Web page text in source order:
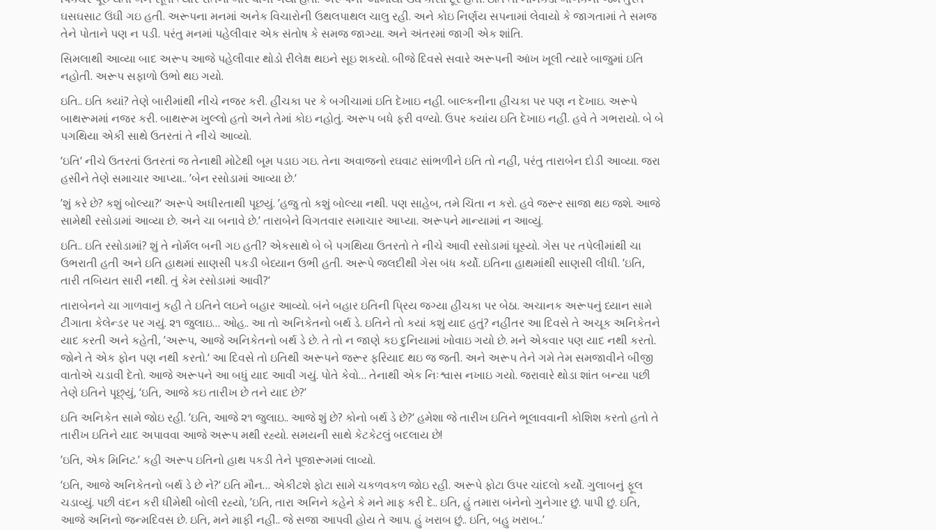
ઘસઘસાટ ઉંઘી ગઇ હતી. અરૂપના મનમાં અનેક વિચારોની ઉથલપાથલ ચાલુ રહી. અને કોઇ નિર્ણય સપનામાં લેવાયો કે જાગતામાં તે સમજ
તેને પોતાને પણ ન પડી. પરંતુ મનમાં પહેલીવાર એક સંતોષ કે સમજ જાગ્યા. અને અંતરમાં જાગી એક શાંતિ.
સિમલાથી આવ્યા બાદ અરૂપ આજે પહેલીવાર થોડો રીલેક્ષ થઇને સૂઇ શકયો. બીજે દિવસે સવારે અરૂપની આંખ ખૂલી ત્યારે બાજુમાં ઇતિ
નહોતી. અરૂપ સફાળો ઉભો થઇ ગયો.
ઇતિ.. ઇતિ ક્યાં? તેણે બારીમાંથી નીચે નજર કરી. હીંચકા પર કે બગીચામાં ઇતિ દેખાઇ નહીં. બાલ્કનીના હીંચકા પર પણ ન દેખાઇ. અરૂપે
બાથરૂમમાં નજર કરી. બાથરૂમ ખુલ્લો હતો અને તેમાં કોઇ નહોતું. અરૂપ બધે ફરી વળ્યો. ઉપર કયાંય ઇતિ દેખાઇ નહીં. હવે તે ગભરાયો. બે બે
પગથિયા એકી સાથે ઉતરતાં તે નીચે આવ્યો.
‘ઇતિ‘ નીચે ઉતરતાં ઉતરતાં જ તેનાથી મોટેથી બૂમ પડાઇ ગઇ. તેના અવાજનો રઘવાટ સાંભળીને ઇતિ તો નહીં, પરંતુ તારાબેન દોડી આવ્યા. જરા
હસીને તેણે સમાચાર આપ્યા.. ’બેન રસોડામાં આવ્યા છે.‘
’શું કરે છે? કશું બોલ્યા?‘ અરૂપે અધીરતાથી પૂછયું. ’હજુ તો કશું બોલ્યા નથી. પણ સાહેબ, તમે ચિંતા ન કરો. હવે જરૂર સાજા થઇ જશે. આજે
સામેથી રસોડામાં આવ્યા છે. અને ચા બનાવે છે.’ તારાબેને વિગતવાર સમાચાર આપ્યા. અરૂપને માન્યામાં ન આવ્યું.
ઇતિ.. ઇતિ રસોડામાં? શું તે નોર્મલ બની ગઇ હતી? એકસાથે બે બે પગથિયા ઉતરતો તે નીચે આવી રસોડામાં ઘૂસ્યો. ગેસ પર તપેલીમાંથી ચા
ઉભરાતી હતી અને ઇતિ હાથમાં સાણસી પકડી બેધ્યાન ઉભી હતી. અરૂપે જલદીથી ગેસ બંધ કર્યો. ઇતિના હાથમાંથી સાણસી લીધી. ’ઇતિ,
તારી તબિયત સારી નથી. તું કેમ રસોડામાં આવી?‘
તારાબેનને ચા ગાળવાનું કહી તે ઇતિને લઇને બહાર આવ્યો. બંને બહાર ઇતિની પ્રિય જગ્યા હીંચકા પર બેઠા. અચાનક અરૂપનું ધ્યાન સામે
ટીંગાતા કેલેન્ડર પર ગયું. ૨૧ જુલાઇ… ઓહ.. આ તો અનિકેતનો બર્થ ડે. ઇતિને તો કયાં કશું યાદ હતું? નહીંતર આ દિવસે તે અચૂક અનિકેતને
યાદ કરતી અને કહેતી, ’અરૂપ, આજે અનિકેતનો બર્થ ડે છે. તે તો ન જાણે કઇ દુનિયામાં ખોવાઇ ગયો છે. મને એકવાર પણ યાદ નથી કરતો.
જોને તે એક ફોન પણ નથી કરતો.‘ આ દિવસે તો ઇતિથી અરૂપને જરૂર ફરિયાદ થઇ જ જતી. અને અરૂપ તેને ગમે તેમ સમજાવીને બીજી
વાતોએ ચડાવી દેતો. આજે અરૂપને આ બધું યાદ આવી ગયું. પોતે કેવો… તેનાથી એક નિઃશ્વાસ નખાઇ ગયો. જરાવારે થોડા શાંત બન્યા પછી
તેણે ઇતિને પૂછ્યું, ‘ઇતિ, આજે કઇ તારીખ છે તને યાદ છે?’
ઇતિ અનિકેત સામે જોઇ રહી. ’ઇતિ, આજે ૨૧ જુલાઇ.. આજે શું છે? કોનો બર્થ ડે છે?‘ હમેશા જે તારીખ ઇતિને ભૂલાવવાની કોશિશ કરતો હતો તે
તારીખ ઇતિને યાદ અપાવવા આજે અરૂપ મથી રહ્યો. સમયની સાથે કેટકેટલું બદલાય છે!
’ઇતિ, એક મિનિટ.’ કહી અરૂપ ઇતિનો હાથ પકડી તેને પૂજારૂમમાં લાવ્યો.
‘ઇતિ, આજે અનિકેતનો બર્થ ડે છે ને?‘ ઇતિ મૌન… એકીટશે ફોટા સામે ચકળવકળ જોઇ રહી. અરૂપે ફોટા ઉપર ચાંદલો કર્યો. ગુલાબનું ફૂલ
ચડાવ્યું. પછી વંદન કરી ધીમેથી બોલી રહ્યો, ’ઇતિ, તારા અનિને કહેને કે મને માફ કરી દે.. ઇતિ, હું તમારા બંનેનો ગુનેગાર છું. પાપી છું. ઇતિ,
આજે અનિનો જન્મદિવસ છે. ઇતિ, મને માફી નહીં.. જે સજા આપવી હોય તે આપ. હું ખરાબ છું.. ઇતિ, બહુ ખરાબ..’